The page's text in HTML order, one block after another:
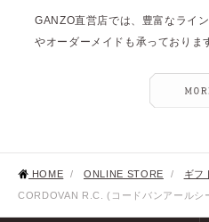
GANZO直営店では、豊富なライ
やオーダーメイドも承っておりま
HOME / ONLINE STORE / ギフ
CORDOVAN R.C. (コードバンアールシ